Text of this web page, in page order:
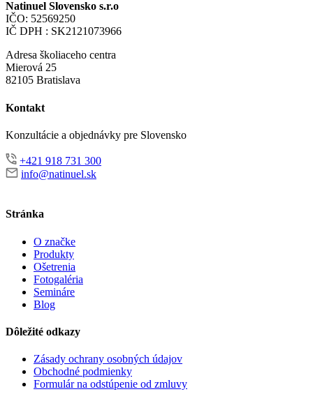
Natinuel Slovensko s.r.o
IČO: 52569250
IČ DPH : SK2121073966
Adresa školiaceho centra
Mierová 25
82105 Bratislava
Kontakt
Konzultácie a objednávky pre Slovensko
+421 918 731 300
info@natinuel.sk
Stránka
O značke
Produkty
Ošetrenia
Fotogaléria
Semináre
Blog
Dôležité odkazy
Zásady ochrany osobných údajov
Obchodné podmienky
Formulár na odstúpenie od zmluvy